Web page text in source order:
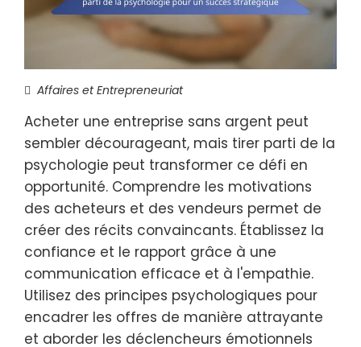
Affaires et Entrepreneuriat
Acheter une entreprise sans argent peut
sembler décourageant, mais tirer parti de la
psychologie peut transformer ce défi en
opportunité. Comprendre les motivations
des acheteurs et des vendeurs permet de
créer des récits convaincants. Établissez la
confiance et le rapport grâce à une
communication efficace et à l'empathie.
Utilisez des principes psychologiques pour
encadrer les offres de manière attrayante
et aborder les déclencheurs émotionnels